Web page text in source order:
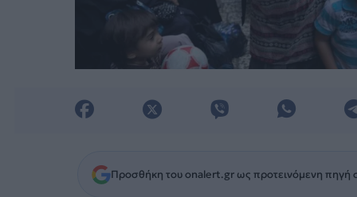
Προσθήκη του onalert.gr ως προτεινόμενη πηγή